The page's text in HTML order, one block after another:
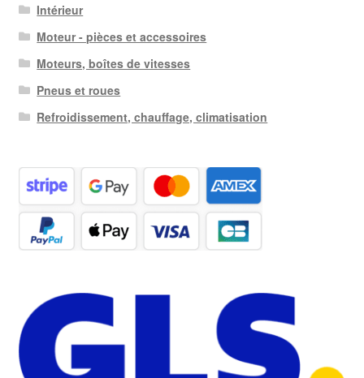
Intérieur
Moteur - pièces et accessoires
Moteurs, boîtes de vitesses
Pneus et roues
Refroidissement, chauffage, climatisation